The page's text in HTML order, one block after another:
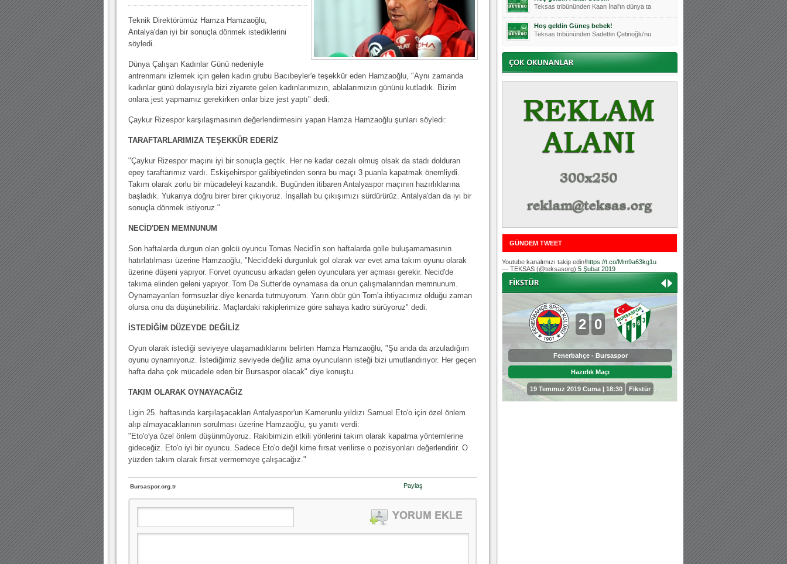
30.12.2022 18:00 |Hoş geldin Kadir Kağan Bebek!
11.11.2025 14:13 |
12.10.2025 17:30 | MUTLULUKLAR SİNAN SILACI
16.07.2024 14:32 |Hoş geldin Kerem Bebek!
08.01.2024 19:01 |Hoş geldin Aslan bebek!
03.01.2024 19:09 |Hoş geldin Güneş bebek!
Teknik Direktörümüz Hamza Hamzaoğlu,
Antalya'dan iyi bir sonuçla dönmek istediklerini
söyledi.
Dünya Çalışan Kadınlar Günü nedeniyle
antrenmanı izlemek için gelen kadın grubu Bacıbeyler'e teşekkür eden Hamzaoğlu, "Aynı zamanda
kadınlar günü dolayısıyla bizi ziyarete gelen kadınlarımızın, ablalarımızın gününü kutladık. Bizim
onlara jest yapmamız gerekirken onlar bize jest yaptı" dedi.
Çaykur Rizespor karşılaşmasının değerlendirmesini yapan Hamza Hamzaoğlu şunları söyledi:
TARAFTARLARIMIZA TEŞEKKÜR EDERİZ
"Çaykur Rizespor maçını iyi bir sonuçla geçtik. Her ne kadar cezalı olmuş olsak da stadı dolduran
epey taraftarımız vardı. Eskişehirspor galibiyetinden sonra bu maçı 3 puanla kapatmak önemliydi.
Takım olarak zorlu bir mücadeleyi kazandık. Bugünden itibaren Antalyaspor maçının hazırlıklarına
başladık. Yukarıya doğru birer birer çıkıyoruz. İnşallah bu çıkışımızı sürdürürüz. Antalya'dan da iyi bir
sonuçla dönmek istiyoruz."
NECİD'DEN MEMNUNUM
Son haftalarda durgun olan golcü oyuncu Tomas Necid'in son haftalarda golle buluşamamasının
hatırlatılması üzerine Hamzaoğlu, "Necid'deki durgunluk gol olarak var evet ama takım oyunu olarak
üzerine düşeni yapıyor. Forvet oyuncusu arkadan gelen oyunculara yer açması gerekir. Necid'de
takıma elinden geleni yapıyor. Tom De Sutter'de oynamasa da onun çalışmalarından memnunum.
Oynamayanları formsuzlar diye kenarda tutmuyorum. Yarın öbür gün Tom'a ihtiyacımız olduğu zaman
olursa onu da düşünebiliriz. Maçlardaki rakiplerimize göre sahaya kadro sürüyoruz" dedi.
İSTEDİĞİM DÜZEYDE DEĞİLİZ
Oyun olarak istediği seviyeye ulaşamadıklarını belirten Hamza Hamzaoğlu, "Şu anda da arzuladığım
oyunu oynamıyoruz. İstediğimiz seviyede değiliz ama oyuncuların isteği bizi umutlandırıyor. Her geçen
hafta daha çok mücadele eden bir Bursaspor olacak" diye konuştu.
TAKIM OLARAK OYNAYACAĞIZ
Ligin 25. haftasında karşılaşacakları Antalyaspor'un Kamerunlu yıldızı Samuel Eto'o için özel önlem
alıp almayacaklarının sorulması üzerine Hamzaoğlu, şu yanıtı verdi:
"Eto'o'ya özel önlem düşünmüyoruz. Rakibimizin etkili yönlerini takım olarak kapatma yöntemlerine
gideceğiz. Eto'o iyi bir oyuncu. Sadece Eto'o değil kime fırsat verilirse o pozisyonları değerlendirir. O
yüzden takım olarak fırsat vermemeye çalışacağız."
Bursaspor.org.tr Paylaş
Teksas tribününden Kaan İnal'ın dünya ta
Hoş geldin Güneş bebek!
Teksas tribününden Sadettin Çetinoğlu'nu
Mutluluklar Ceyhun Tetik
Teksas tribünlerinin sevilen isimlerinde
Bursasporumuzun önü açılsın is
Hoş geldin Alaz Bebek!
Teksas.org sistem yöneticisi, ekibimizin
Hoş geldin Göktuğ Bebek!
Teksas.org ekibimizden ve tribünlerimizi
Teksas tribünlerinden Basri İleri'nin dü
Hoş geldin Kerem Bebek!
Tribünlerimizden Mesut Ulusoy'un (Duka)
Hoş geldin Aslan bebek!
Teksas tribününden Kaan İnal'ın dünya ta
Hoş geldin Güneş bebek!
Teksas tribününden Sadettin Çetinoğlu'nu
GÜNDEM TWEET
Youtube kanalımızı takip edin!https://t.co/Mm9a63kg1u
— TEKSAS (@teksasorg) 5 Şubat 2019
Bursaspor - Altınordu
2 0
Fenerbahçe - Bursaspor
Hazırlık Maçı
19 Temmuz 2019 Cuma | 18:30 Fikstür
0 3
Bursaspor - Sepahan
Hazırlık Maçı
25 Temmuz 2019 Perşembe |